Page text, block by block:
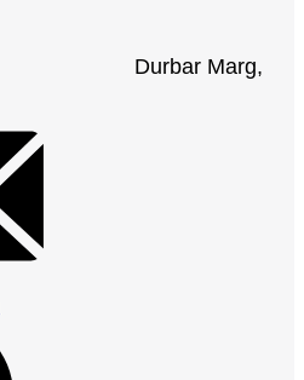
Durbar Marg,